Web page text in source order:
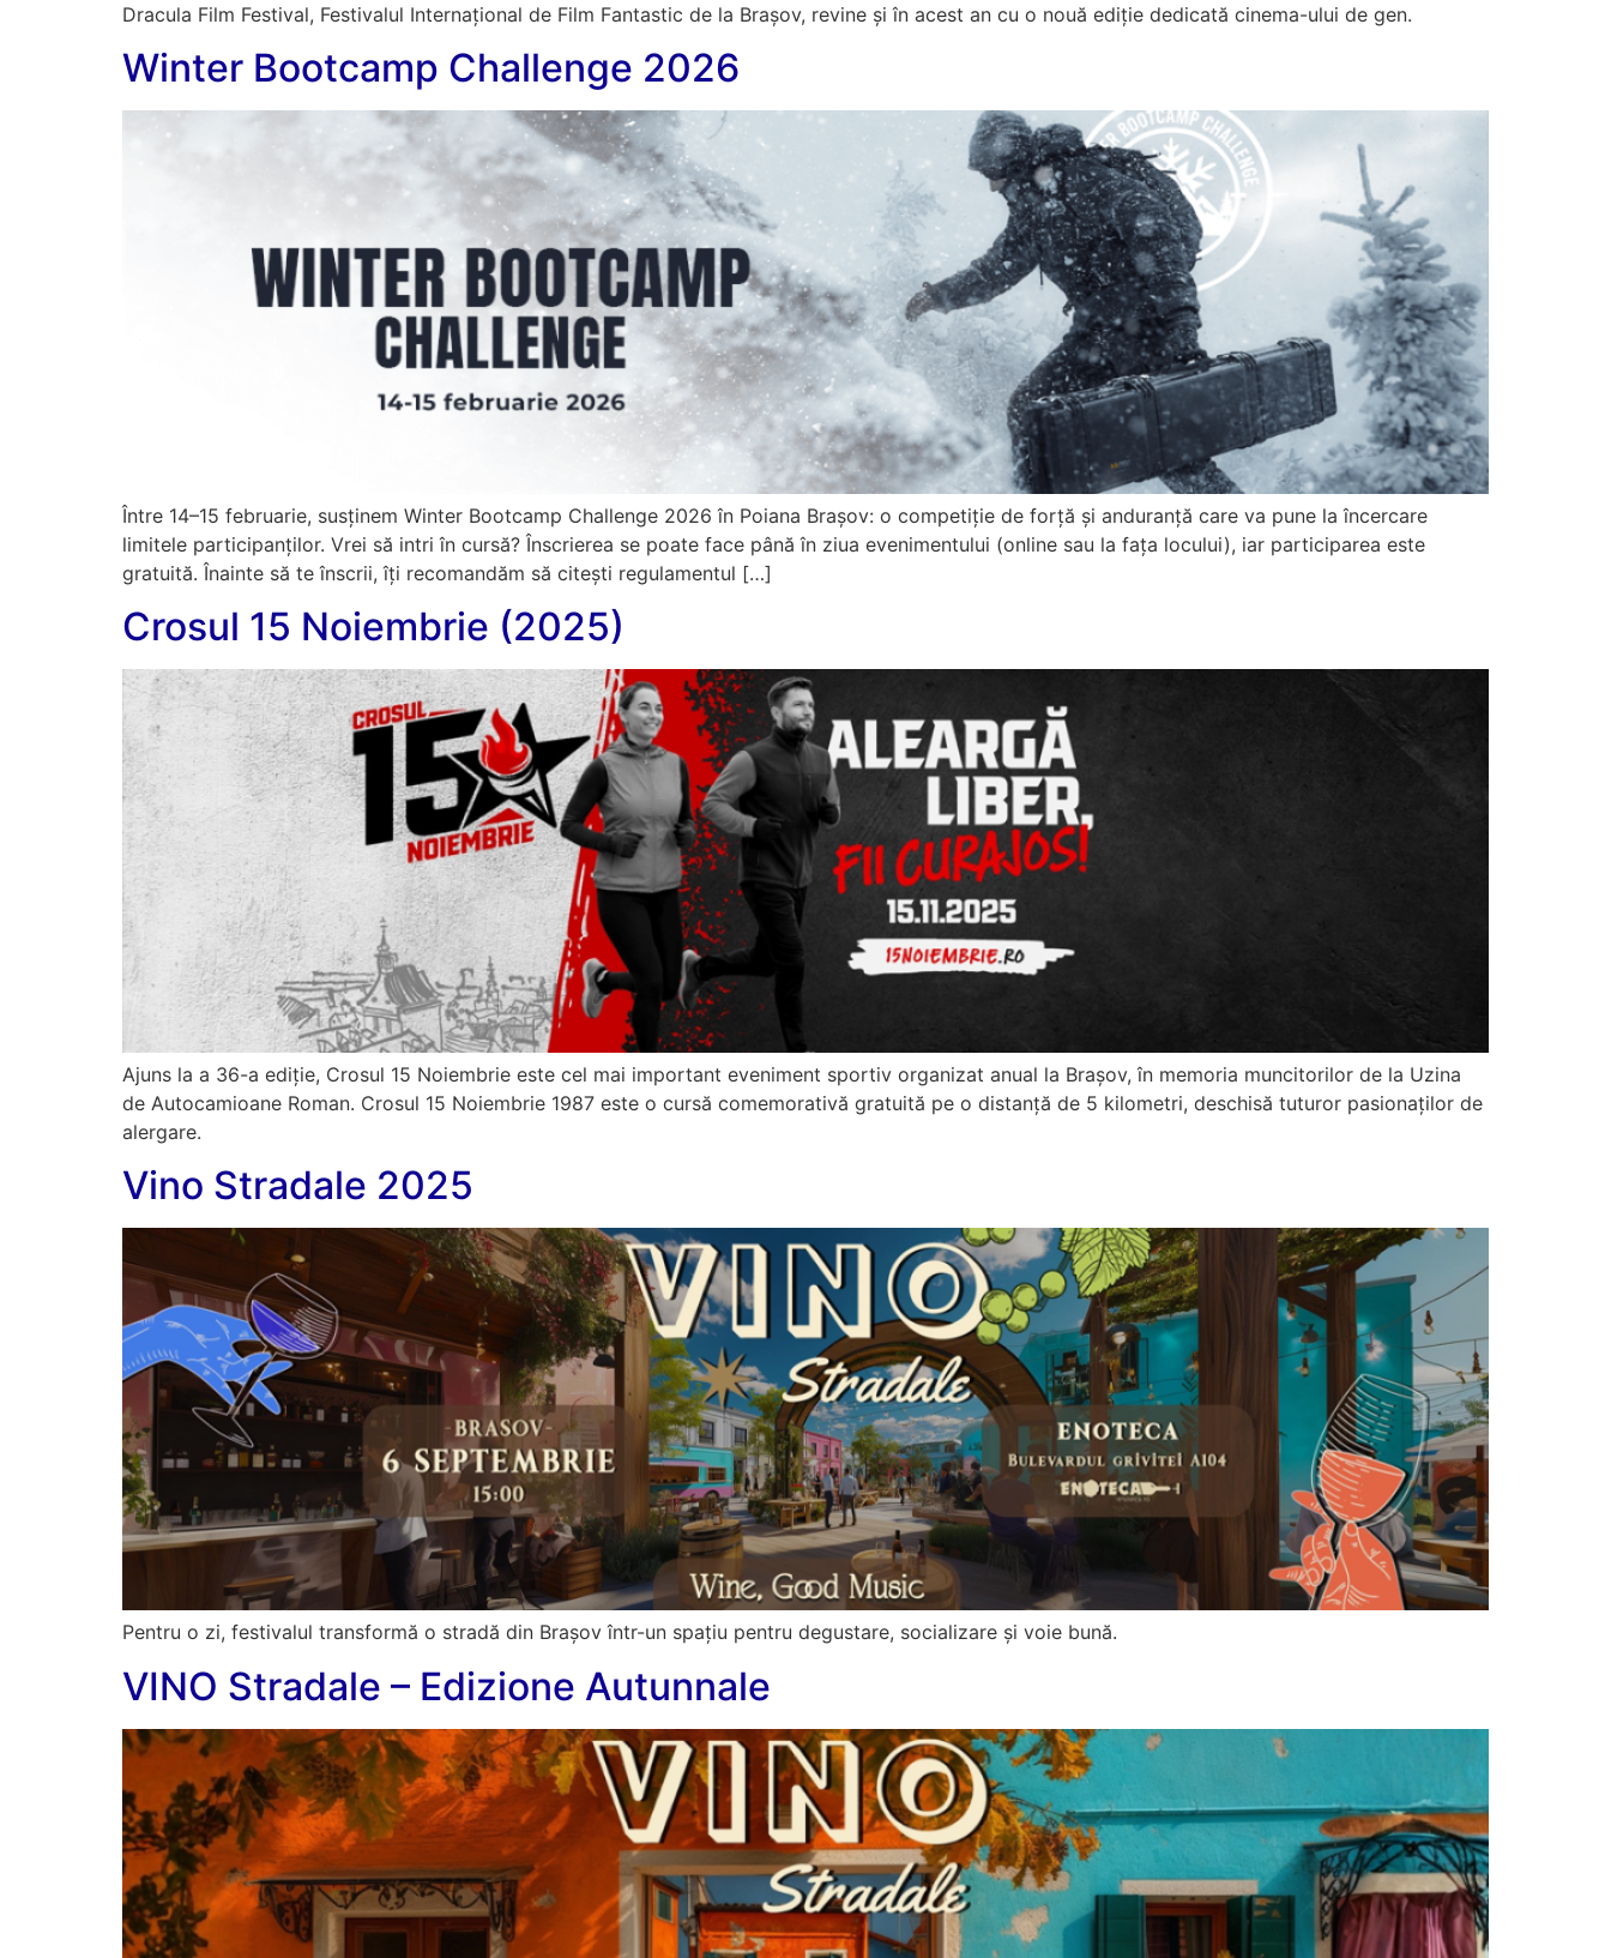
Dracula Film Festival, Festivalul Internațional de Film Fantastic de la Brașov, revine și în acest an cu o nouă ediție dedicată cinema-ului de gen.
Winter Bootcamp Challenge 2026
Între 14–15 februarie, susținem Winter Bootcamp Challenge 2026 în Poiana Brașov: o competiție de forță și anduranță care va pune la încercare
limitele participanților. Vrei să intri în cursă? Înscrierea se poate face până în ziua evenimentului (online sau la fața locului), iar participarea este
gratuită. Înainte să te înscrii, îți recomandăm să citești regulamentul […]
Crosul 15 Noiembrie (2025)
Ajuns la a 36-a ediție, Crosul 15 Noiembrie este cel mai important eveniment sportiv organizat anual la Brașov, în memoria muncitorilor de la Uzina
de Autocamioane Roman. Crosul 15 Noiembrie 1987 este o cursă comemorativă gratuită pe o distanță de 5 kilometri, deschisă tuturor pasionaților de
alergare.
Vino Stradale 2025
Pentru o zi, festivalul transformă o stradă din Brașov într-un spațiu pentru degustare, socializare și voie bună.
VINO Stradale – Edizione Autunnale